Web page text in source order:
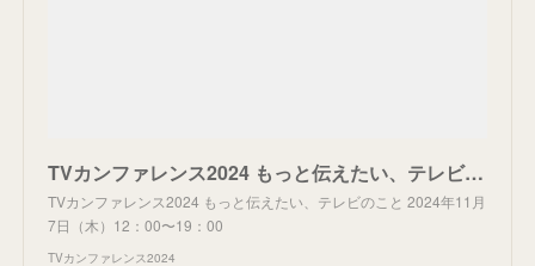
TVカンファレンス2024 もっと伝えたい、テレビのこと 2024年11月7日（木）12：00〜19：00
TVカンファレンス2024 もっと伝えたい、テレビのこと 2024年11月
7日（木）12：00〜19：00
TVカンファレンス2024